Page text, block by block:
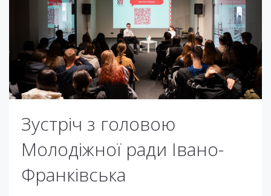
Зустріч з головою
Молодіжної ради Івано-
Франківська